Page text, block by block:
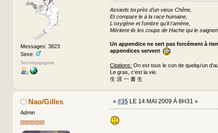
Messages: 3823
Sexe:
Sociolopapageek
Assieds toi près d'un vieux Chêne,
Et compare le à la race humaine,
L'oxygène et l'ombre qu'il t'amène,
Méritent-ils les coups de Hache qui le
Un appendice ne sert pas forcément à
appendices servent
Citations: On est tous le con de quelqu'un
Le gras, c'est la vie.
生 涯 一 書 生
Nao/Gilles
Admin
« #35LE 14 MAI 2009 À 8H31 »